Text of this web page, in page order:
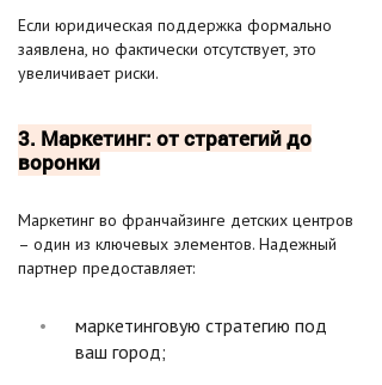
Если юридическая поддержка формально
заявлена, но фактически отсутствует, это
увеличивает риски.
3. Маркетинг: от стратегий до
воронки
Маркетинг во франчайзинге детских центров
– один из ключевых элементов. Надежный
партнер предоставляет:
маркетинговую стратегию под
ваш город;